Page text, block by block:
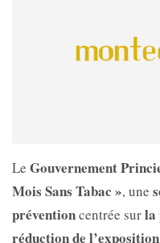
Le Gouvernement
Mois Sans Tabac », une
préventioncentrée surla
réduction de